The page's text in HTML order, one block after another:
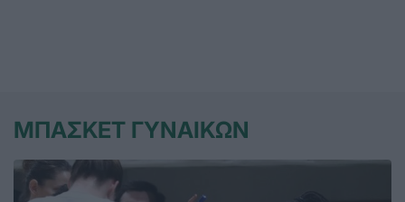
ΜΠΑΣΚΕΤ ΓΥΝΑΙΚΩΝ